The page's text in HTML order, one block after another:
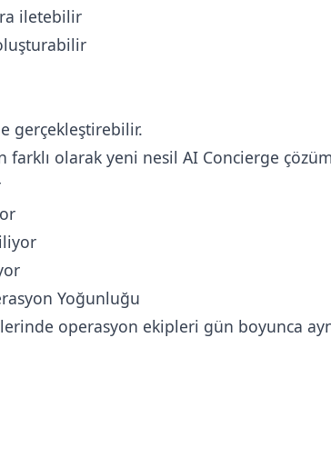
iletebilir
gerçekleştirebilir.
olarak yeni nesil AI Concierge
Yoğunluğu
operasyon ekipleri gün boyunca